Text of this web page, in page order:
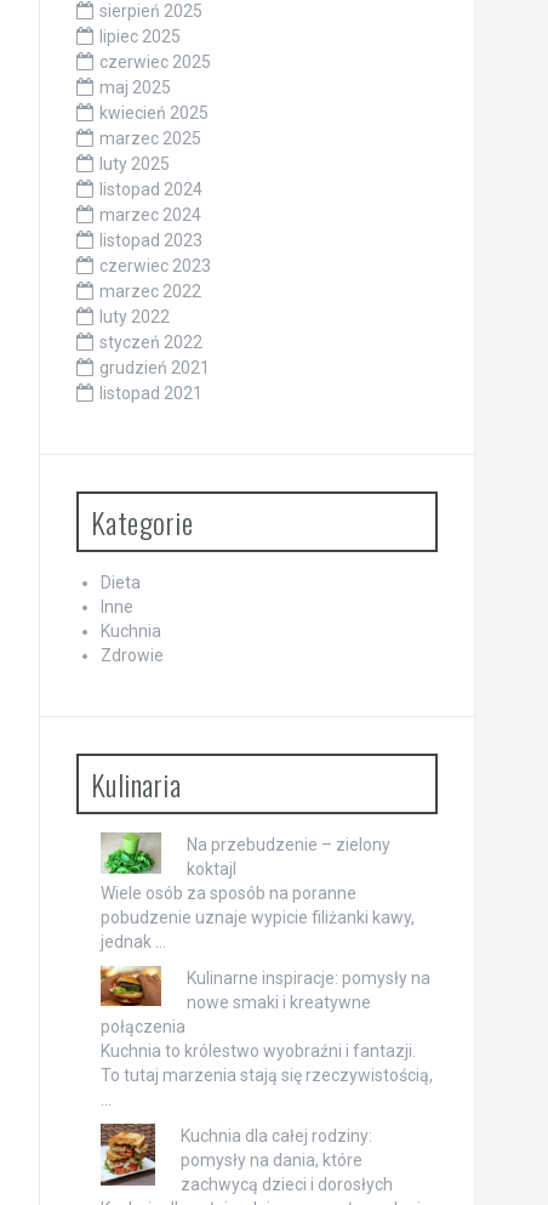
sierpień 2025
lipiec 2025
czerwiec 2025
maj 2025
kwiecień 2025
marzec 2025
luty 2025
listopad 2024
marzec 2024
listopad 2023
czerwiec 2023
marzec 2022
luty 2022
styczeń 2022
grudzień 2021
listopad 2021
Kategorie
Dieta
Inne
Kuchnia
Zdrowie
Kulinaria
Na przebudzenie – zielony
koktajl
Wiele osób za sposób na poranne
pobudzenie uznaje wypicie filiżanki kawy,
jednak …
Kulinarne inspiracje: pomysły na
nowe smaki i kreatywne
połączenia
Kuchnia to królestwo wyobraźni i fantazji.
To tutaj marzenia stają się rzeczywistością,
Kuchnia dla całej rodziny:
pomysły na dania, które
zachwycą dzieci i dorosłych